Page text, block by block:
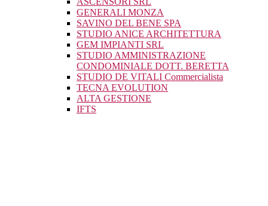
GENERALI MONZA
SAVINO DEL BENE SPA
STUDIO ANICE ARCHITETTURA
GEM IMPIANTI SRL
STUDIO AMMINISTRAZIONE
CONDOMINIALE DOTT. BERETTA
STUDIO DE VITALI Commercialista
TECNA EVOLUTION
ALTA GESTIONE
IFTS